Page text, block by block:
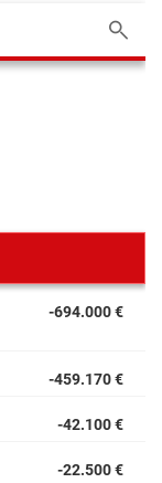
-694.000 €
-459.170 €
-42.100 €
-22.500 €